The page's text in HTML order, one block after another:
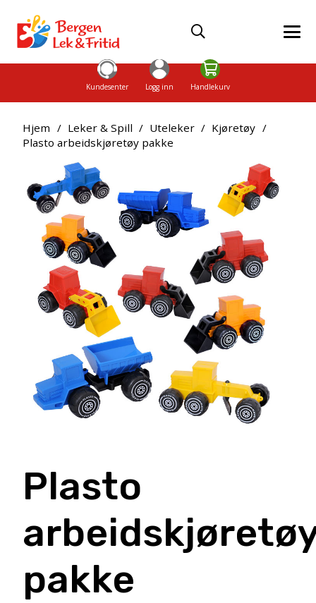
Kundesenter Logg inn Handlekurv
Hjem / Leker & Spill / Uteleker / Kjøretøy /
Plasto arbeidskjøretøy pakke
Plasto
pakke